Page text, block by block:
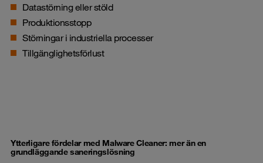
Datastörning eller stöld
Produktionsstopp
Störningar i industriella processer
Tillgänglighetsförlust
Ytterligare fördelar med Malware Cleaner: mer än en
grundläggande saneringslösning